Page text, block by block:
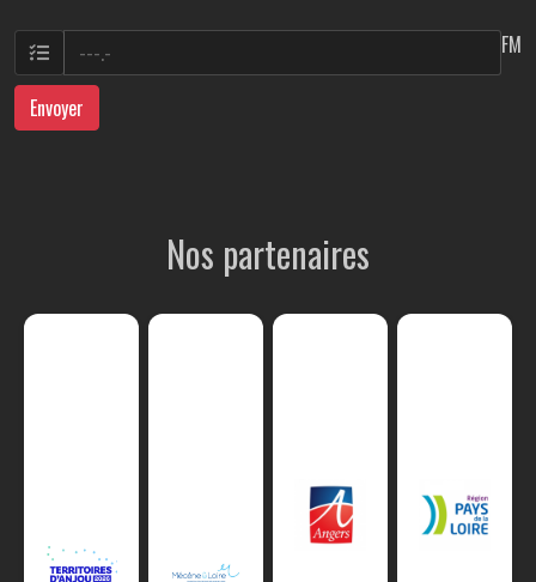
FM
Envoyer
Nos partenaires